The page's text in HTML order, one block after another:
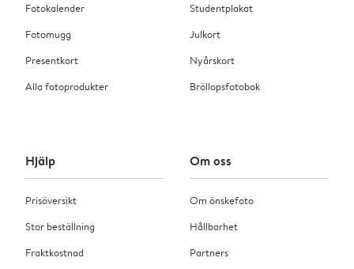
Fotokalender
Fotomugg
Presentkort
Alla fotoprodukter
Studentplakat
Julkort
Nyårskort
Bröllopsfotobok
Hjälp
Prisöversikt
Stor beställning
Fraktkostnad
Om oss
Om önskefoto
Hållbarhet
Partners